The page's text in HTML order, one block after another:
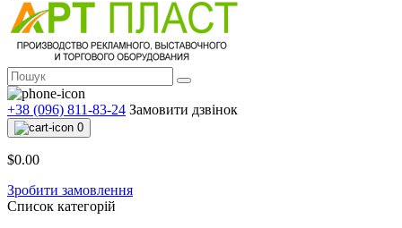
+38 (096) 811-83-24 Замовити дзвінок
0
$0.00
Зробити замовлення
Список категорій